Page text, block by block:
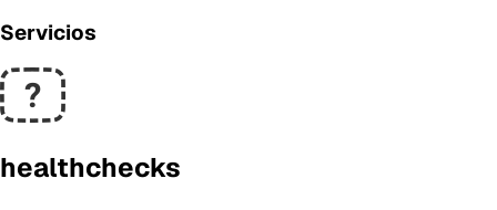
Servicios
healthchecks